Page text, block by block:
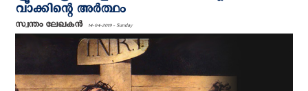
വാക്കിന്റെ അര്‍ത്ഥം
സ്വന്തം ലേഖകന്‍ 14-04-2019 - Sunday